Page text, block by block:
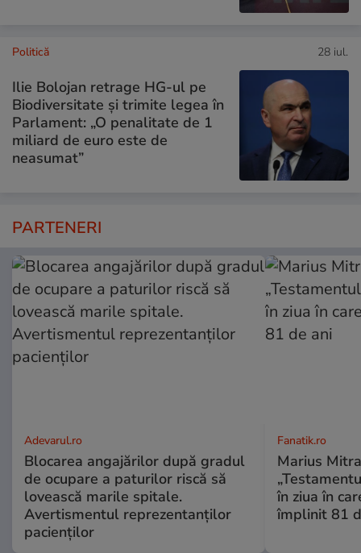
Politică 28 iul.
Ilie Bolojan retrage HG-ul pe
Biodiversitate și trimite legea în
Parlament: „O penalitate de 1
miliard de euro este de
neasumat”
PARTENERI
Adevarul.ro
Blocarea angajărilor după gradul
de ocupare a paturilor riscă să
lovească marile spitale.
Avertismentul reprezentanților
pacienților
Fanatik.ro
Marius
în ziua în
împlinit 81